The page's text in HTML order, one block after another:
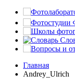
Главная
Andrey_Ulrich